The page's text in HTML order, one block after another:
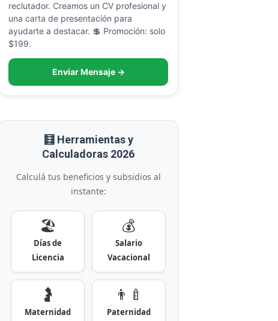
reclutador. Creamos un CV profesional y
una carta de presentación para
ayudarte a destacar. 💲 Promoción: solo
$199.
Enviar Mensaje →
🧮 Herramientas y
Calculadoras 2026
Calculá tus beneficios y subsidios al
instante:
🏖️
Días de
Licencia
💰
Salario
Vacacional
🤰
Maternidad
👨‍🍼
Paternidad